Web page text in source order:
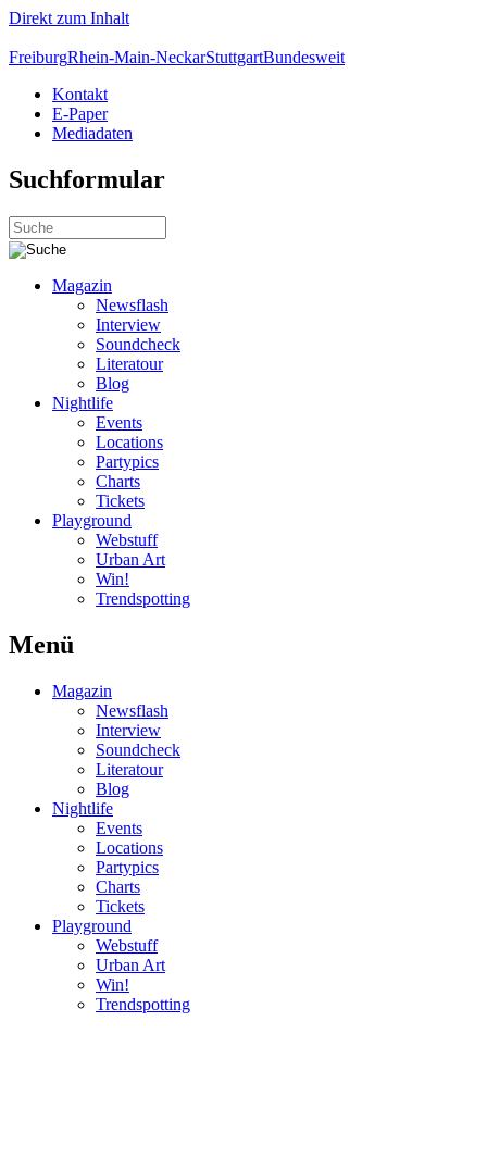
Direkt zum Inhalt
FreiburgRhein-Main-NeckarStuttgartBundesweit
Kontakt
E-Paper
Mediadaten
Suchformular
Magazin
Newsflash
Interview
Soundcheck
Literatour
Blog
Nightlife
Events
Locations
Partypics
Charts
Tickets
Playground
Webstuff
Urban Art
Win!
Trendspotting
Menü
Magazin
Newsflash
Interview
Soundcheck
Literatour
Blog
Nightlife
Events
Locations
Partypics
Charts
Tickets
Playground
Webstuff
Urban Art
Win!
Trendspotting